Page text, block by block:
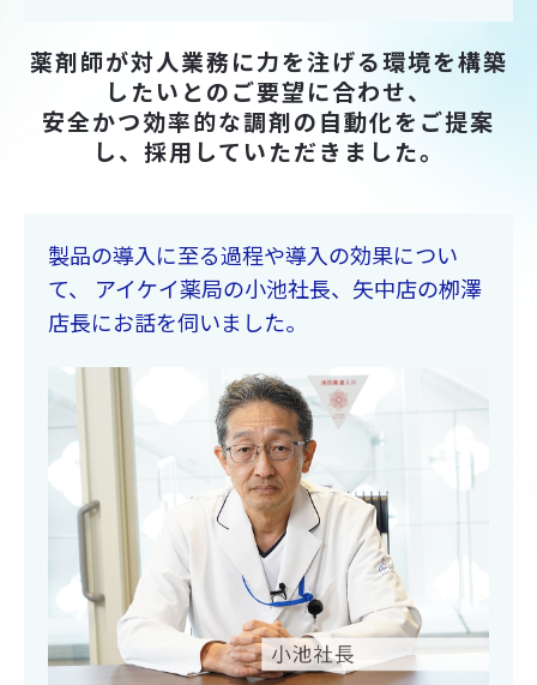
薬剤師が対人業務に力を注げる環境を構築
したいとのご要望に合わせ、
安全かつ効率的な調剤の自動化をご提案
し、採用していただきました。
製品の導入に至る過程や導入の効果につい
て、 アイケイ薬局の小池社長、矢中店の栁澤
店長にお話を伺いました。